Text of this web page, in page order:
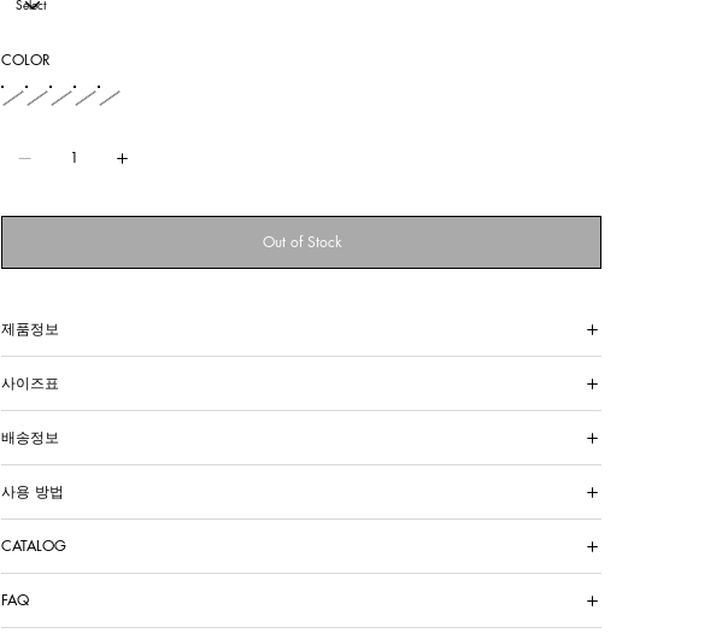
COLOR
Out of Stock
제품정보
사이즈표
배송정보
사용 방법
CATALOG
FAQ